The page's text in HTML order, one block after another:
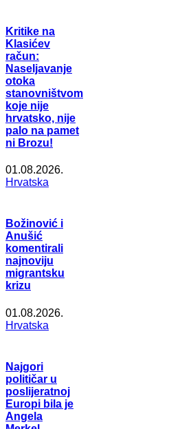
Kritike na
Klasićev
račun:
Naseljavanje
otoka
stanovništvom
koje nije
hrvatsko, nije
palo na pamet
ni Brozu!
01.08.2026.
Hrvatska
Božinović i
Anušić
komentirali
najnoviju
migrantsku
krizu
01.08.2026.
Hrvatska
Najgori
političar u
poslijeratnoj
Europi bila je
Angela